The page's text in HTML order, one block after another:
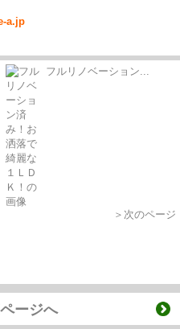
a.jp
フルリノベーション...
＞次のページ
ージへ